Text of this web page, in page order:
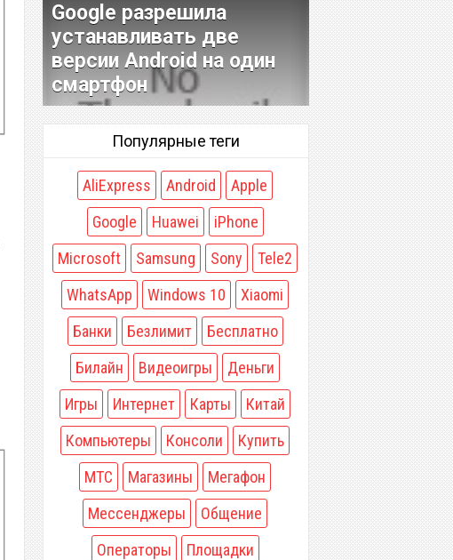
Google разрешила
устанавливать две
версии Android на один
смартфон
Популярные теги
AliExpress Android
Apple
Google
Huawei
iPhone
Microsoft
Samsung Sony
Tele2
WhatsApp
Windows 10
Xiaomi
Банки
Безлимит
Бесплатно
Билайн
Видеоигры
Деньги
Игры
Интернет Карты
Китай
Компьютеры
Консоли
Купить
МТС
Магазины
Мегафон
Мессенджеры
Общение
Операторы
Площадки